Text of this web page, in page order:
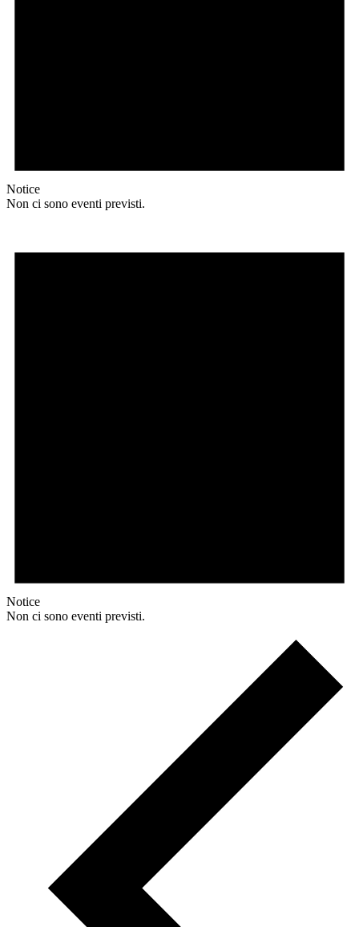
Notice
Non ci sono eventi previsti.
Notice
Non ci sono eventi previsti.